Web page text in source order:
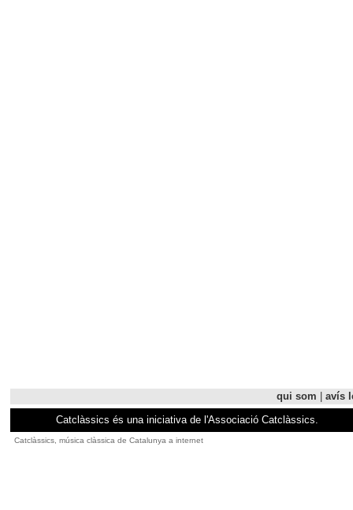
qui som
avís
Catclàssics és una iniciativa de l'Associació Catclàssics.
Catclàssics, música clàssica de Catalunya a internet